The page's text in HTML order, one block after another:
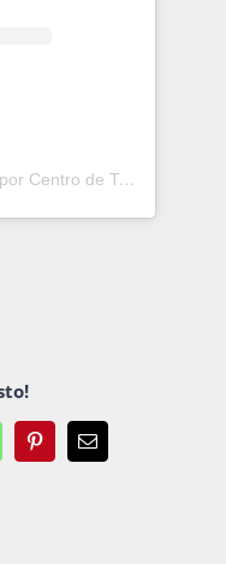
Una publicación compartida por Centro de Transformación Educativa (Centre) FAD (@centre.fad)
PinterestEmail